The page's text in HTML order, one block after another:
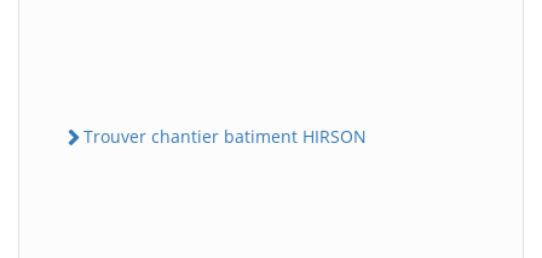
Trouver chantier batiment HIRSON